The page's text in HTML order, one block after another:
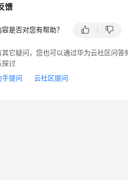
馈
是否对您有帮助？
其它疑问，您也可以通过华为云社区问答
探讨
手提问
云社区提问